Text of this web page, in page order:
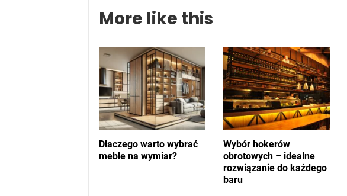
More like this
Dlaczego warto wybrać
meble na wymiar?
Wybór hokerów
obrotowych – idealne
rozwiązanie do każdego
baru